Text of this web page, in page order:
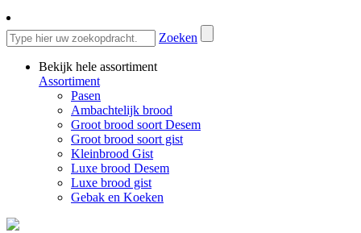
Zoeken
Bekijk hele assortiment
Assortiment
Pasen
Ambachtelijk brood
Groot brood soort Desem
Groot brood soort gist
Kleinbrood Gist
Luxe brood Desem
Luxe brood gist
Gebak en Koeken